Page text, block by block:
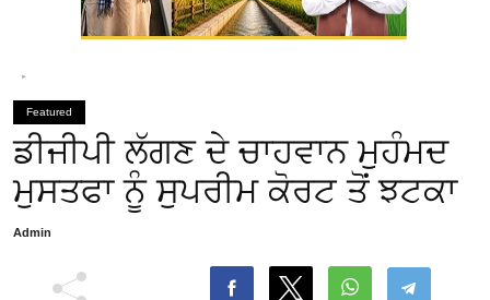
Featured
ਡੀਜੀਪੀ ਲੱਗਣ ਦੇ ਚਾਹਵਾਨ ਮੁਹੰਮਦ
ਮੁਸਤਫਾ ਨੂੰ ਸੁਪਰੀਮ ਕੋਰਟ ਤੋਂ ਝਟਕਾ
Admin